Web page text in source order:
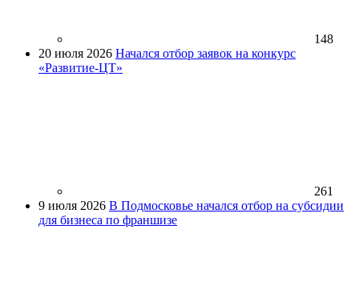
148
20 июля 2026 Начался отбор заявок на конкурс
«Развитие-ЦТ»
261
9 июля 2026 В Подмосковье начался отбор на субсидии
для бизнеса по франшизе